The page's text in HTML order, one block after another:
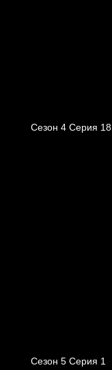
Сезон 4 Серия 18
Сезон 5 Серия 1